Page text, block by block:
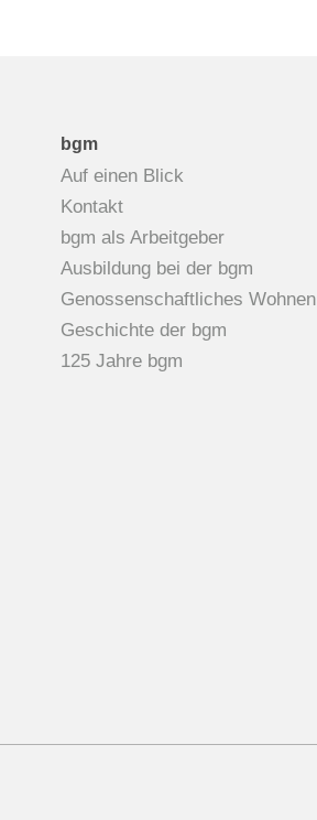
bgm
Auf einen Blick
Kontakt
bgm als Arbeitgeber
Ausbildung bei der bgm
Genossenschaftliches Wohnen
Geschichte der bgm
125 Jahre bgm